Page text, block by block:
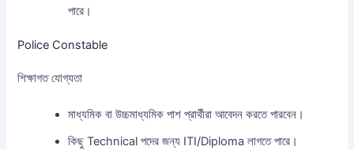
পারে।
Police Constable
শিক্ষাগত যোগ্যতা
মাধ্যমিক বা উচ্চমাধ্যমিক পাশ প্রার্থীরা আবেদন করতে পারবেন।
কিছু Technical পদের জন্য ITI/Diploma লাগতে পারে।